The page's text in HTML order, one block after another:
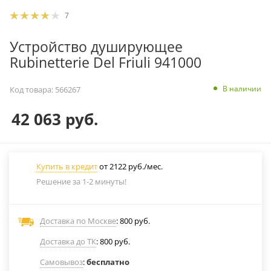
7
Устройство душирующее
Rubinetterie Del Friuli 941000
Код товара: 566267 В наличии
42 063 руб.
Купить в кредитот 2122 руб./мес.
Решение за 1-2 минуты!
Доставка по Москве: 800 руб.
Доставка до ТК: 800 руб.
Самовывоз:бесплатно